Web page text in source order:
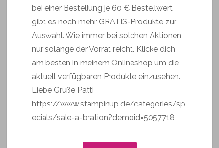
bei einer Bestellung je 60 € Bestellwert
gibt es noch mehr GRATIS-Produkte zur
Auswahl. Wie immer bei solchen Aktionen,
nur solange der Vorrat reicht. Klicke dich
am besten in meinem Onlineshop um die
aktuell verfügbaren Produkte einzusehen.
Liebe Grüße Patti
https://www.stampinup.de/categories/sp
ecials/sale-a-bration?demoid=5057718